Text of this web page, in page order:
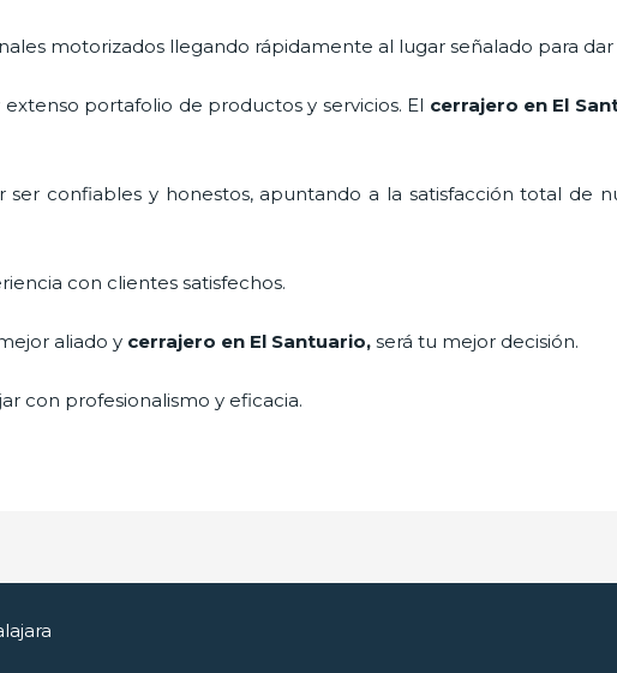
motorizados llegando rápidamente al lugar señalado para
portafolio de productos y servicios. El cerrajero en El
ser confiables y honestos, apuntando a la satisfacción total de
con clientes satisfechos.
aliado y cerrajero en El Santuario,será tu mejor decisión.
con profesionalismo y eficacia.